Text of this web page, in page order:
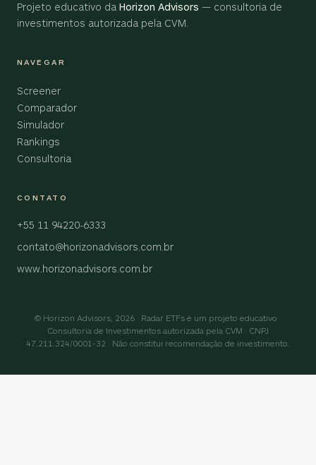
Projeto educativo da Horizon Advisors — consultoria de
investimentos autorizada pela CVM.
NAVEGAR
Screener
Comparador
Simulador
Rankings
Consultoria
CONTATO
+55 11 94220-6333
contato@horizonadvisors.com.br
www.horizonadvisors.com.br
© Horizon Advisors, 2026 · Radar ETFs é um projeto educativo ·
Consultoria de Investimentos autorizada pela CVM · CNPJ
47.211.324/0001-32 · Não constitui recomendação de investimento.